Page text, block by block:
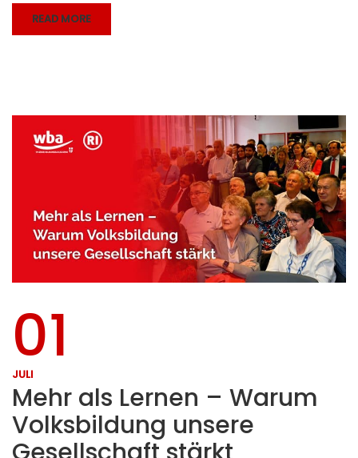
READ MORE
01
JULI
Mehr als Lernen – Warum
Volksbildung unsere